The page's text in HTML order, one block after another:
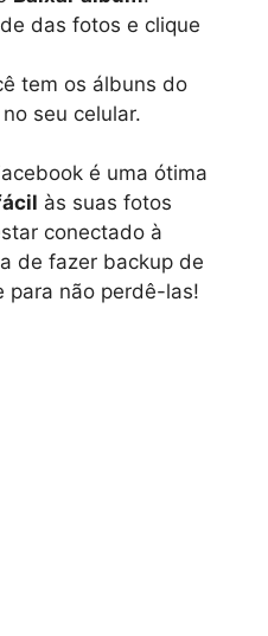
das fotos e clique
tem os álbuns do
no seu celular.
é uma ótima
às suas fotos
conectado à
de fazer backup de
para não perdê-las!